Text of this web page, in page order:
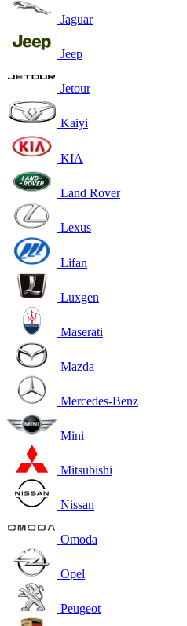
Jaguar
Jeep
Jetour
Kaiyi
KIA
Land Rover
Lexus
Lifan
Luxgen
Maserati
Mazda
Mercedes-Benz
Mini
Mitsubishi
Nissan
Omoda
Opel
Peugeot